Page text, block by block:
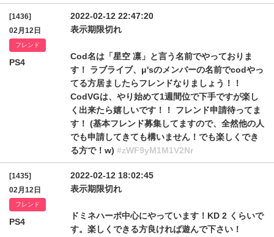
[1436]
02月12日
フレンド
PS4
2022-02-12 22:47:20
表示期限切れ
Cod名は「星空 凛」と言う名前でやっておりま
す！ ラブライブ、μ'sのメンバーの名前でcodやっ
てる方居ましたらフレンドなりましょう！！
CodVGは、やり始めて1週間位で下手ですが楽し
く出来たら嬉しいです！！ フレンド申請待ってま
す！ (基本フレンド募集してますので、全然他の人
でも申請してきても構いません！でも楽しくでき
る方で！w) #zWF9yM1M1V2Nr
[1435]
02月12日
フレンド
PS4
2022-02-12 18:02:45
表示期限切れ
ドミネハーポ中心にやっています！KD 2 くらいで
す。楽しくできる方良ければ遊んで下さい！